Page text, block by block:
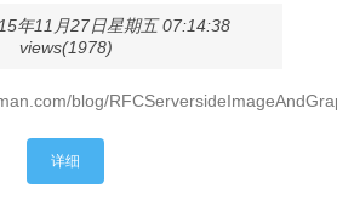
年11月27日星期五 07:14:38
views(1978)
blog/
详细